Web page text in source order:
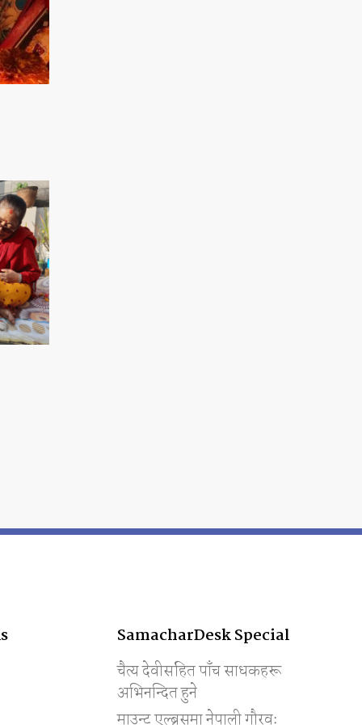
SamacharDesk Special
चैत्य देवीसहित पाँच साधकहरू
अभिनन्दित हुने
माउन्ट एल्ब्रसमा नेपाली गौरवः